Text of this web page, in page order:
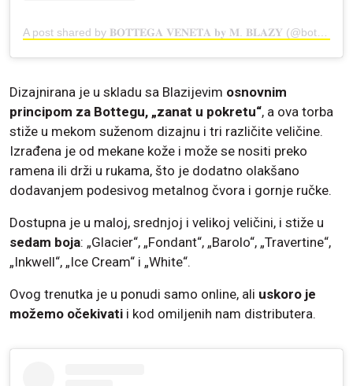
A post shared by 𝐁𝐎𝐓𝐓𝐄𝐆𝐀 𝐕𝐄𝐍𝐄𝐓𝐀 𝐛𝐲 𝐌. 𝐁𝐋𝐀𝐙𝐘 (@bottegaveneta_blazy)
Dizajnirana je u skladu sa Blazijevim osnovnim
principom za Bottegu, „zanat u pokretu“, a ova torba
stiže u mekom suženom dizajnu i tri različite veličine.
Izrađena je od mekane kože i može se nositi preko
ramena ili drži u rukama, što je dodatno olakšano
dodavanjem podesivog metalnog čvora i gornje ručke.
Dostupna je u maloj, srednjoj i velikoj veličini, i stiže u
sedam boja: „Glacier“, „Fondant“, „Barolo“, „Travertine“,
„Inkwell“, „Ice Cream“ i „White“.
Ovog trenutka je u ponudi samo online, ali uskoro je
možemo očekivati i kod omiljenih nam distributera.